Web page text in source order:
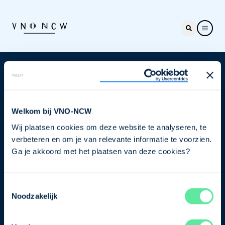
Welkom bij VNO-NCW
Wij plaatsen cookies om deze website te analyseren, te
verbeteren en om je van relevante informatie te voorzien.
Ga je akkoord met het plaatsen van deze cookies?
Noodzakelijk
Nieuwsbrief
je nu in voor de VNO-NCW nieuwsbrief.
Schrijf je in
Direct naar
Ons verhaal